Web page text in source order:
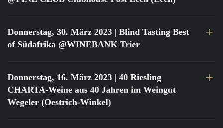
Donnerstag, 30. März 2023 | Blind Tasting Best
of Südafrika @WINEBANK Trier
Donnerstag, 16. März 2023 | 40 Riesling
CHARTA-Weine aus 40 Jahren im Weingut
Wegeler (Oestrich-Winkel)